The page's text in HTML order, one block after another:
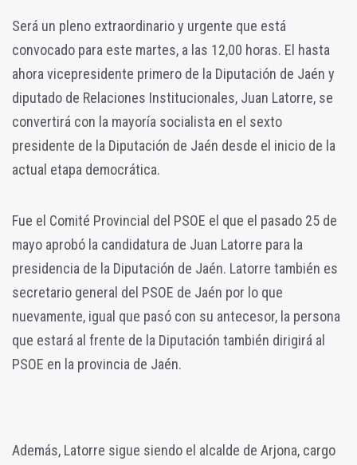
Será un pleno extraordinario y urgente que está
convocado para este martes, a las 12,00 horas. El hasta
ahora vicepresidente primero de la Diputación de Jaén y
diputado de Relaciones Institucionales, Juan Latorre, se
convertirá con la mayoría socialista en el sexto
presidente de la Diputación de Jaén desde el inicio de la
actual etapa democrática.
Fue el Comité Provincial del PSOE el que el pasado 25 de
mayo aprobó la candidatura de Juan Latorre para la
presidencia de la Diputación de Jaén. Latorre también es
secretario general del PSOE de Jaén por lo que
nuevamente, igual que pasó con su antecesor, la persona
que estará al frente de la Diputación también dirigirá al
PSOE en la provincia de Jaén.
Además, Latorre sigue siendo el alcalde de Arjona, cargo